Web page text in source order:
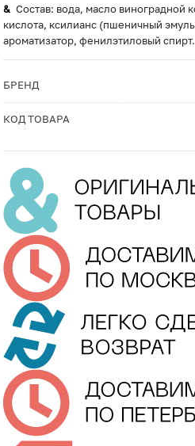
Состав: вода, масло виноградной
кислота, ксилианс (пшеничный
ароматизатор, фенилэтиловый спирт.
БРЕНД
КОД ТОВАРА